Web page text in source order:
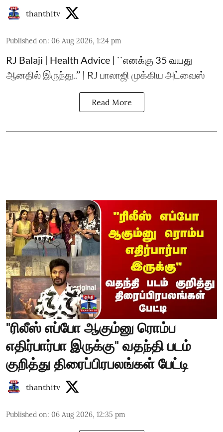
thanthitv
Published on: 06 Aug 2026, 1:24 pm
RJ Balaji | Health Advice | ``எனக்கு 35 வயது
ஆனதில் இருந்து..’’ | RJ பாலாஜி முக்கிய அட்வைஸ்
Read More
"ரிலீஸ் எப்போ ஆகும்னு ரொம்ப
எதிர்பார்பா இருக்கு" வதந்தி படம்
குறித்து திரைப்பிரபலங்கள் பேட்டி
thanthitv
Published on: 06 Aug 2026, 12:35 pm